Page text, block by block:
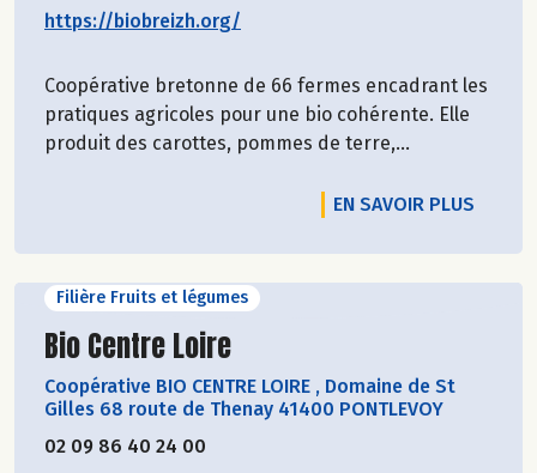
https://biobreizh.org/
Coopérative bretonne de 66 fermes encadrant les
pratiques agricoles pour une bio cohérente. Elle
produit des carottes, pommes de terre,...
EN SAVOIR PLUS
Filière Fruits et légumes
Découvrir le producteur
Bio Centre Loire
Coopérative BIO CENTRE LOIRE , Domaine de St
Gilles 68 route de Thenay 41400 PONTLEVOY
02 09 86 40 24 00